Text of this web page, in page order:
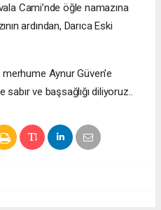
Cami’nde öğle namazına
ardından, Darıca Eski
Aynur Güven'e
ve başsağlığı diliyoruz..